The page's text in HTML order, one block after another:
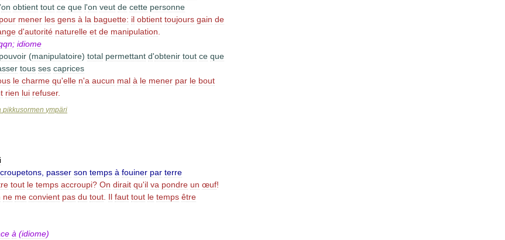
'on obtient tout ce que l'on veut de cette personne
pour mener les gens à la baguette: il obtient toujours gain de
d'autorité naturelle et de manipulation
; idiome
pouvoir (manipulatoire) total permettant d'obtenir tout ce que
tous ses caprices
le charme qu'elle n'a aucun mal à le mener par le bout
rien lui refuser.
pikkusormen ympäri
croupetons passer son temps à fouiner par terre
tout le temps accroupi? On dirait qu'il va pondre un œuf!
ne me convient pas du tout Il faut tout le temps être
à (idiome)